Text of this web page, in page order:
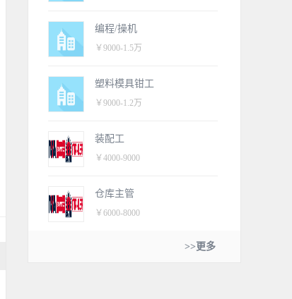
编程/操机
￥9000-1.5万
塑料模具钳工
￥9000-1.2万
装配工
￥4000-9000
仓库主管
￥6000-8000
>>更多